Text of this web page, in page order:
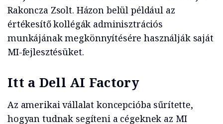
Rakoncza Zsolt. Házon belül például az
értékesítő kollégák adminisztrációs
munkájának megkönnyítésére használják saját
MI-fejlesztésüket.
Itt a Dell AI Factory
Az amerikai vállalat koncepcióba sűrítette,
hogyan tudnak segíteni a cégeknek az MI